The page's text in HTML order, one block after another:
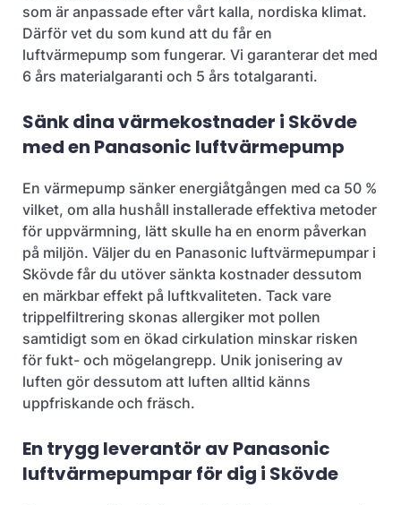
som är anpassade efter vårt kalla, nordiska klimat.
Därför vet du som kund att du får en
luftvärmepump som fungerar. Vi garanterar det med
6 års materialgaranti och 5 års totalgaranti.
Sänk dina värmekostnader i Skövde
med en Panasonic luftvärmepump
En värmepump sänker energiåtgången med ca 50 %
vilket, om alla hushåll installerade effektiva metoder
för uppvärmning, lätt skulle ha en enorm påverkan
på miljön. Väljer du en Panasonic luftvärmepumpar i
Skövde får du utöver sänkta kostnader dessutom
en märkbar effekt på luftkvaliteten. Tack vare
trippelfiltrering skonas allergiker mot pollen
samtidigt som en ökad cirkulation minskar risken
för fukt- och mögelangrepp. Unik jonisering av
luften gör dessutom att luften alltid känns
uppfriskande och fräsch.
En trygg leverantör av Panasonic
luftvärmepumpar för dig i Skövde